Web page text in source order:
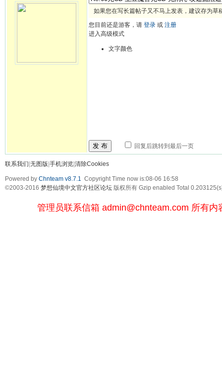
如果您在写长篇帖子又不马上发表，建议存为草
您目前还是游客，请 登录 或 注册
进入高级模式
文字颜色
发 布 回复后跳转到最后一页
联系我们 无图版 手机浏览 清除Cookies
Powered by Chnteam v8.7.1 Copyright Time now is:08-06 16:58
©2003-2016 梦想仙境中文官方社区论坛 版权所有 Gzip enabled Total
管理员联系信箱 admin@chnteam.com 所有内